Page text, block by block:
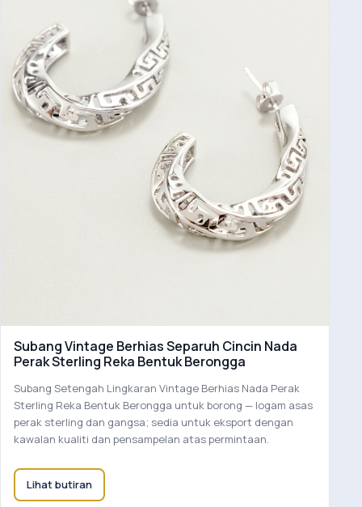
Subang Vintage Berhias Separuh Cincin Nada
Perak Sterling Reka Bentuk Berongga
Subang Setengah Lingkaran Vintage Berhias Nada Perak
Sterling Reka Bentuk Berongga untuk borong — logam asas
perak sterling dan gangsa; sedia untuk eksport dengan
kawalan kualiti dan pensampelan atas permintaan.
Lihat butiran